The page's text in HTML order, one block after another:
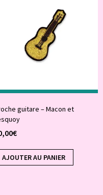
guitare – Macon et
€
AJOUTER AU PANIER